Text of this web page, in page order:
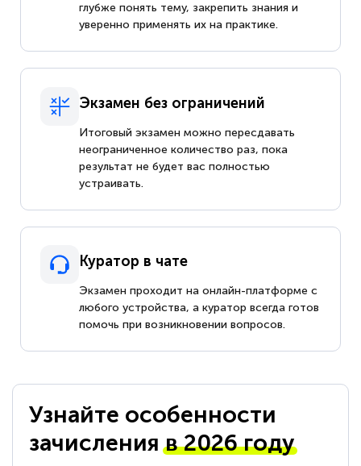
глубже понять тему, закрепить знания и
уверенно применять их на практике.
Экзамен без ограничений
Итоговый экзамен можно пересдавать
неограниченное количество раз, пока
результат не будет вас полностью
устраивать.
Куратор в чате
Экзамен проходит на онлайн-платформе с
любого устройства, а куратор всегда готов
помочь при возникновении вопросов.
Узнайте особенности
зачисленияв 2026 году